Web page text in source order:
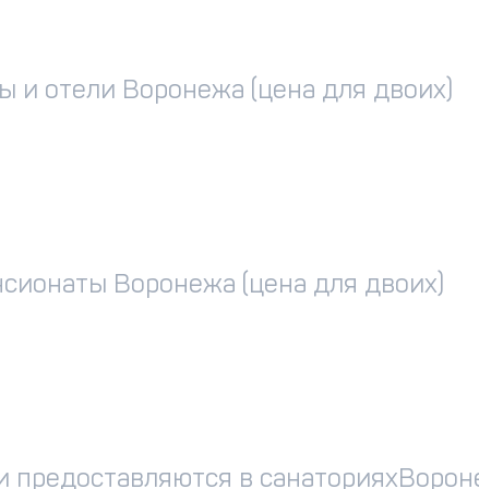
и отели Воронежа (цена для двоих)
Воронежа (цена для двоих)
в